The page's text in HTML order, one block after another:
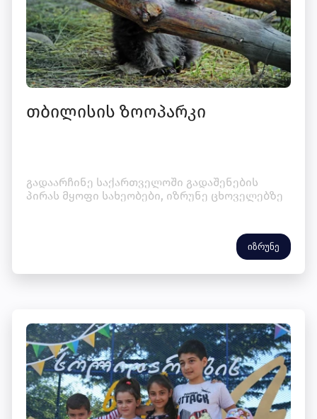
თბილისის ზოოპარკი
გადაარჩინე საქართველოში გადაშენების
პირას მყოფი სახეობები, იზრუნე ცხოველებზე
იზრუნე